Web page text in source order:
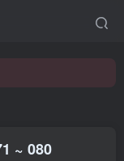
~ 080